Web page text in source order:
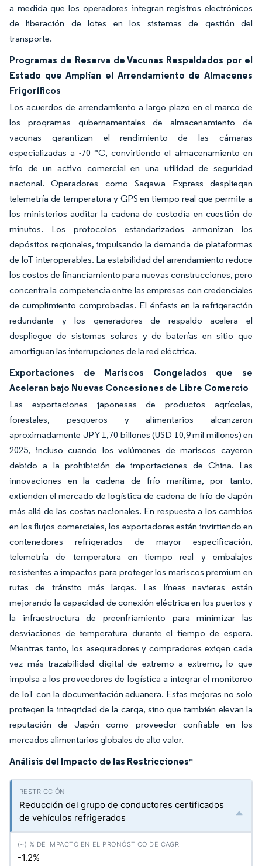
a medida que los operadores integran registros electrónicos
de liberación de lotes en los sistemas de gestión del
transporte.
Programas de Reserva de Vacunas Respaldados por el
Estado que Amplían el Arrendamiento de Almacenes
Frigoríficos
Los acuerdos de arrendamiento a largo plazo en el marco de
los programas gubernamentales de almacenamiento de
vacunas garantizan el rendimiento de las cámaras
especializadas a -70 °C, convirtiendo el almacenamiento en
frío de un activo comercial en una utilidad de seguridad
nacional. Operadores como Sagawa Express despliegan
telemetría de temperatura y GPS en tiempo real que permite a
los ministerios auditar la cadena de custodia en cuestión de
minutos. Los protocolos estandarizados armonizan los
depósitos regionales, impulsando la demanda de plataformas
de IoT interoperables. La estabilidad del arrendamiento reduce
los costos de financiamiento para nuevas construcciones, pero
concentra la competencia entre las empresas con credenciales
de cumplimiento comprobadas. El énfasis en la refrigeración
redundante y los generadores de respaldo acelera el
despliegue de sistemas solares y de baterías en sitio que
amortiguan las interrupciones de la red eléctrica.
Exportaciones de Mariscos Congelados que se
Aceleran bajo Nuevas Concesiones de Libre Comercio
Las exportaciones japonesas de productos agrícolas,
forestales, pesqueros y alimentarios alcanzaron
aproximadamente JPY 1,70 billones (USD 10,9 mil millones) en
2025, incluso cuando los volúmenes de mariscos cayeron
debido a la prohibición de importaciones de China. Las
innovaciones en la cadena de frío marítima, por tanto,
extienden el mercado de logística de cadena de frío de Japón
más allá de las costas nacionales. En respuesta a los cambios
en los flujos comerciales, los exportadores están invirtiendo en
contenedores refrigerados de mayor especificación,
telemetría de temperatura en tiempo real y embalajes
resistentes a impactos para proteger los mariscos premium en
rutas de tránsito más largas. Las líneas navieras están
mejorando la capacidad de conexión eléctrica en los puertos y
la infraestructura de preenfriamiento para minimizar las
desviaciones de temperatura durante el tiempo de espera.
Mientras tanto, los aseguradores y compradores exigen cada
vez más trazabilidad digital de extremo a extremo, lo que
impulsa a los proveedores de logística a integrar el monitoreo
de IoT con la documentación aduanera. Estas mejoras no solo
protegen la integridad de la carga, sino que también elevan la
reputación de Japón como proveedor confiable en los
mercados alimentarios globales de alto valor.
Análisis del Impacto de las Restricciones*
Reducción del grupo de conductores certificados
de vehículos refrigerados
-1.2%